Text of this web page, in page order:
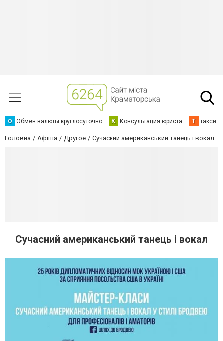
О Обмен валюты круглосуточно К Консультация юриста Т такси
Головна Афіша Другое Сучасний американський танець і вокал
Сучасний американський танець і вокал